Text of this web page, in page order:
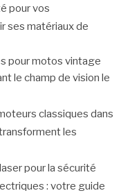
pour vos
ses matériaux de
pour motos vintage
le champ de vision le
classiques dans
les
pour la sécurité
: votre guide